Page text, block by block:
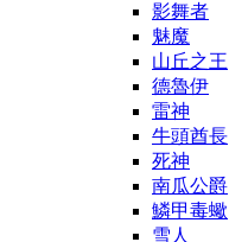
影舞者
魅魔
山丘之王
德魯伊
雷神
牛頭酋長
死神
南瓜公爵
鱗甲毒蠍
雪人